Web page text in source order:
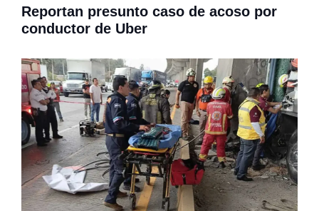
Reportan presunto caso de acoso por
conductor de Uber